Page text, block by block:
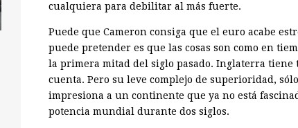
cualquiera para debilitar al más fuerte.
Puede que Cameron consiga que el euro acabe
puede pretender es que las cosas son como en
la primera mitad del siglo pasado. Inglaterra tiene
cuenta. Pero su leve complejo de superioridad,
impresiona a un continente que ya no está
potencia mundial durante dos siglos.